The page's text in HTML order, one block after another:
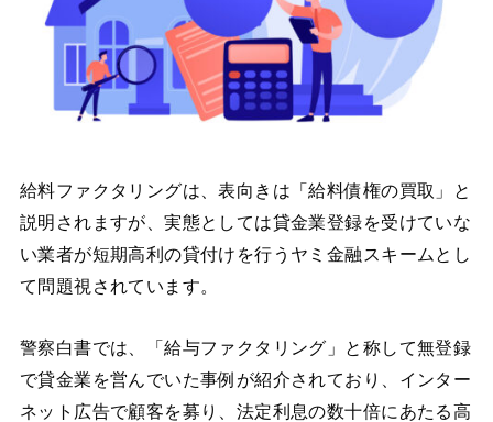
給料ファクタリングは、表向きは「給料債権の買取」と
説明されますが、実態としては貸金業登録を受けていな
い業者が短期高利の貸付けを行うヤミ金融スキームとし
て問題視されています。
警察白書では、「給与ファクタリング」と称して無登録
で貸金業を営んでいた事例が紹介されており、インター
ネット広告で顧客を募り、法定利息の数十倍にあたる高